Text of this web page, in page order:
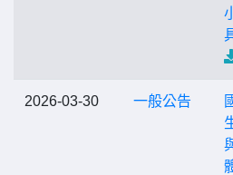
2026-03-30 一般公告